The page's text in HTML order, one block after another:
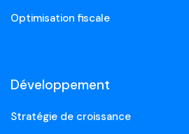
Optimisation fiscale
Développement
Stratégie de croissance